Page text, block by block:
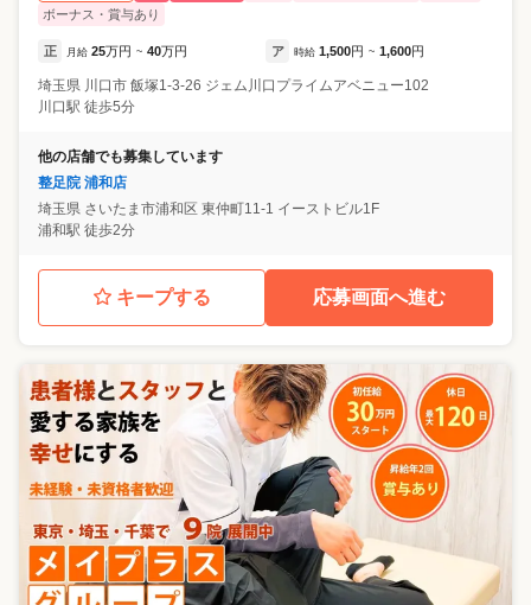
ボーナス・賞与あり
正 月給 25万円 ~ 40万円 ア 時給 1,500円 ~ 1,600円
埼玉県 川口市 飯塚1-3-26 ジェム川口プライムアベニュー102
川口駅 徒歩5分
他の店舗でも募集しています
整足院 浦和店
埼玉県 さいたま市浦和区 東仲町11-1 イーストビル1F
浦和駅 徒歩2分
キープする 応募画面へ進む